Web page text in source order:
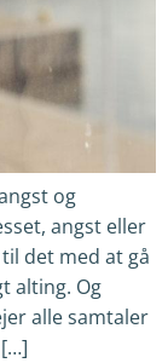
og
angst eller
det med at gå
alting. Og
alle samtaler